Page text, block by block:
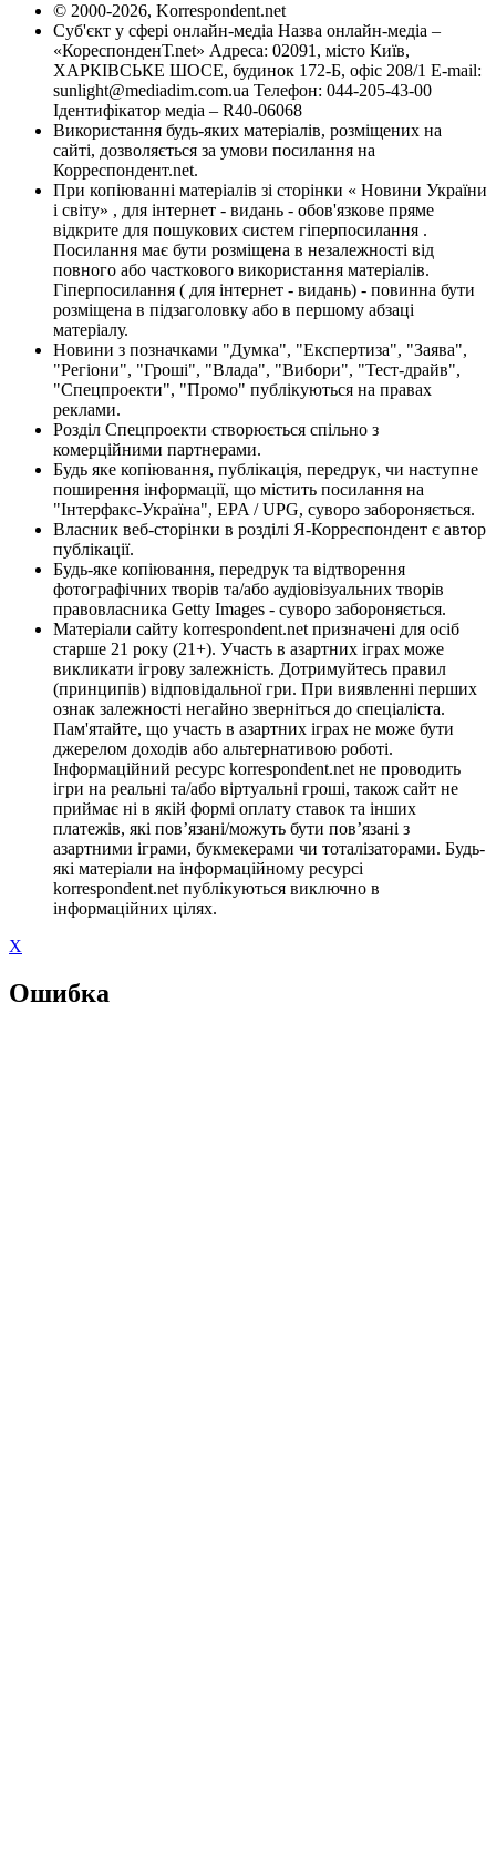
© 2000-2026, Korrespondent.net
Суб'єкт у сфері онлайн-медіа Назва онлайн-медіа –
«КореспонденТ.net» Адреса: 02091, місто Київ,
ХАРКІВСЬКЕ ШОСЕ, будинок 172-Б, офіс 208/1 E-mail:
sunlight@mediadim.com.ua Телефон: 044-205-43-00
Ідентифікатор медіа – R40-06068
Використання будь-яких матеріалів, розміщених на
сайті, дозволяється за умови посилання на
Корреспондент.net.
При копіюванні матеріалів зі сторінки « Новини України
і світу» , для інтернет - видань - обов'язкове пряме
відкрите для пошукових систем гіперпосилання .
Посилання має бути розміщена в незалежності від
повного або часткового використання матеріалів.
Гіперпосилання ( для інтернет - видань) - повинна бути
розміщена в підзаголовку або в першому абзаці
матеріалу.
Новини з позначками "Думка", "Експертиза", "Заява",
"Регіони", "Гроші", "Влада", "Вибори", "Тест-драйв",
"Спецпроекти", "Промо" публікуються на правах
реклами.
Розділ Спецпроекти створюється спільно з
комерційними партнерами.
Будь яке копіювання, публікація, передрук, чи наступне
поширення інформації, що містить посилання на
"Інтерфакс-Україна", EPA / UPG, суворо забороняється.
Власник веб-сторінки в розділі Я-Корреспондент є автор
публікації.
Будь-яке копіювання, передрук та відтворення
фотографічних творів та/або аудіовізуальних творів
правовласника Getty Images - суворо забороняється.
Матеріали сайту korrespondent.net призначені для осіб
старше 21 року (21+). Участь в азартних іграх може
викликати ігрову залежність. Дотримуйтесь правил
(принципів) відповідальної гри. При виявленні перших
ознак залежності негайно зверніться до спеціаліста.
Пам'ятайте, що участь в азартних іграх не може бути
джерелом доходів або альтернативою роботі.
Інформаційний ресурс korrespondent.net не проводить
ігри на реальні та/або віртуальні гроші, також сайт не
приймає ні в якій формі оплату ставок та інших
платежів, які пов’язані/можуть бути пов’язані з
азартними іграми, букмекерами чи тоталізаторами. Будь-
які матеріали на інформаційному ресурсі
korrespondent.net публікуються виключно в
інформаційних цілях.
X
Ошибка